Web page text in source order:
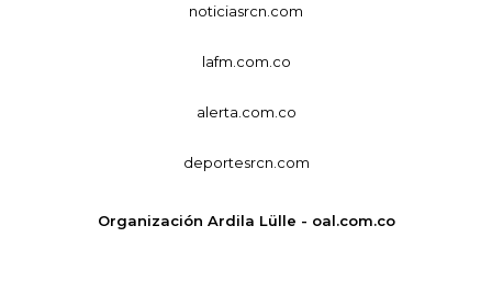
noticiasrcn.com
lafm.com.co
alerta.com.co
deportesrcn.com
Organización Ardila Lülle - oal.com.co